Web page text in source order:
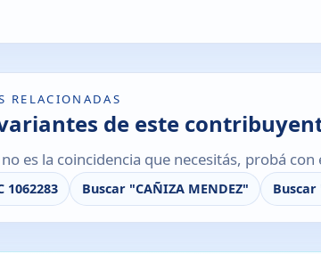
RELACIONADAS
de este
es la coincidencia que necesitás, probá
1062283 Buscar "CAÑIZA MENDEZ" Buscar